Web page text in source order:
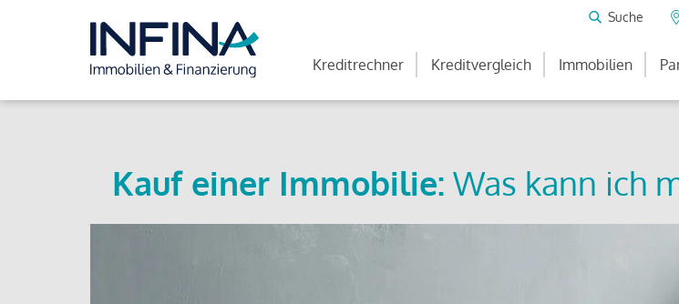
Suche
Kreditrechner Kreditvergleich Immobilien
Kauf einer Immobilie: Was kann ich